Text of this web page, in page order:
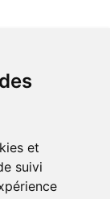
et
suivi
à Amiens
là rapidement